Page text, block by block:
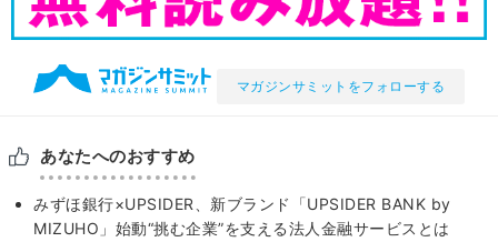
マガジンサミットをフォローする
あなたへのおすすめ
みずほ銀行×UPSIDER、新ブランド「UPSIDER BANK by
MIZUHO」始動“挑む企業”を支える法人金融サービスとは